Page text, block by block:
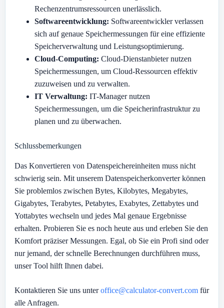
Rechenzentrumsressourcen unerlässlich.
Softwareentwicklung: Softwareentwickler verlassen
sich auf genaue Speichermessungen für eine effiziente
Speicherverwaltung und Leistungsoptimierung.
Cloud-Computing: Cloud-Dienstanbieter nutzen
Speichermessungen, um Cloud-Ressourcen effektiv
zuzuweisen und zu verwalten.
IT Verwaltung: IT-Manager nutzen
Speichermessungen, um die Speicherinfrastruktur zu
planen und zu überwachen.
Schlussbemerkungen
Das Konvertieren von Datenspeichereinheiten muss nicht
schwierig sein. Mit unserem Datenspeicherkonverter können
Sie problemlos zwischen Bytes, Kilobytes, Megabytes,
Gigabytes, Terabytes, Petabytes, Exabytes, Zettabytes und
Yottabytes wechseln und jedes Mal genaue Ergebnisse
erhalten. Probieren Sie es noch heute aus und erleben Sie den
Komfort präziser Messungen. Egal, ob Sie ein Profi sind oder
nur jemand, der schnelle Berechnungen durchführen muss,
unser Tool hilft Ihnen dabei.
Kontaktieren Sie uns unteroffice@calculator-convert.com für
alle Anfragen.